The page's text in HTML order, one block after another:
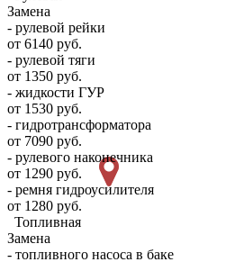
Замена
- рулевой рейки
от 6140 руб.
- рулевой тяги
от 1350 руб.
- жидкости ГУР
от 1530 руб.
- гидротрансформатора
от 7090 руб.
- рулевого наконечника
от 1290 руб.
- ремня гидроусилителя
от 1280 руб.
Топливная
Замена
- топливного насоса в баке